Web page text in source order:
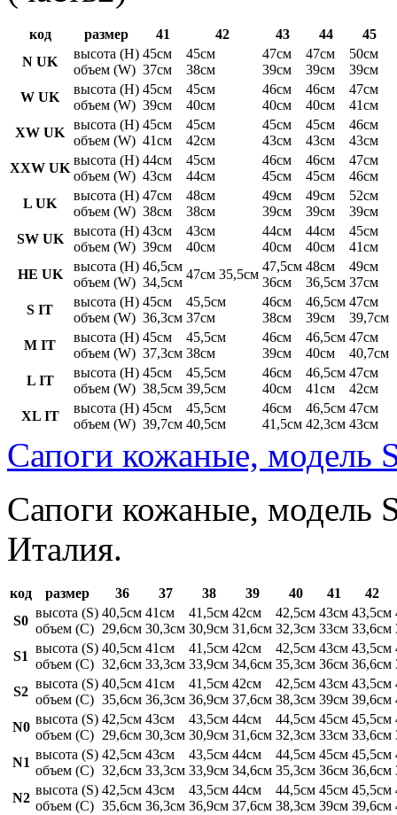
код размер 41 42 43 44
45
N UK
высота (H)
объем (W)
45см
37см
45см
38см
47см
39см
47см
39см
50см
39см
W UK
высота (H)
объем (W)
45см
39см
45см
40см
46см
40см
46см
40см
47см
41см
XW UK
высота (H)
объем (W)
45см
41см
45см
42см
45см
43см
45см
43см
46см
43см
XXW UK
высота (H)
объем (W)
44см
43см
45см
44см
46см
45см
46см
45см
47см
46см
L UK
высота (H)
объем (W)
47см
38см
48см
38см
49см
39см
49см
39см
52см
39см
SW UK
высота (H)
объем (W)
43см
39см
43см
40см
44см
40см
44см
40см
45см
41см
HE UK
высота (H)
объем (W)
46,5см
34,5см
47см 35,5см
47,5см
36см
48см
36,5см
49см
37см
S IT
высота (H)
объем (W)
45см
36,3см
45,5см
37см
46см
38см
46,5см
39см
47см
39,7см
M IT
высота (H)
объем (W)
45см
37,3см
45,5см
38см
46см
39см
46,5см
40см
47см
40,7см
L IT
высота (H)
объем (W)
45см
38,5см
45,5см
39,5см
46см
40см
46,5см
41см
47см
42см
XL IT
высота (H)
объем (W)
45см
39,7см
45,5см
40,5см
46см
41,5см
46,5см
42,3см
47см
43см
Сапоги кожаные, модель
Сапоги кожаные, модель
Италия.
код размер 36 37 38 39 40 41
42
S0
высота (S)
объем (C)
40,5см
29,6см
41см
30,3см
41,5см
30,9см
42см
31,6см
42,5см
32,3см
43см
33см
43,5см
33,6см
S1
высота (S)
объем (C)
40,5см
32,6см
41см
33,3см
41,5см
33,9см
42см
34,6см
42,5см
35,3см
43см
36см
43,5см
36,6см
S2
высота (S)
объем (C)
40,5см
35,6см
41см
36,3см
41,5см
36,9см
42см
37,6см
42,5см
38,3см
43см
39см
43,5см
39,6см
N0
высота (S)
объем (C)
42,5см
29,6см
43см
30,3см
43,5см
30,9см
44см
31,6см
44,5см
32,3см
45см
33см
45,5см
33,6см
N1
высота (S)
объем (C)
42,5см
32,6см
43см
33,3см
43,5см
33,9см
44см
34,6см
44,5см
35,3см
45см
36см
45,5см
36,6см
N2
высота (S)
объем (C)
42,5см
35,6см
43см
36,3см
43,5см
36,9см
44см
37,6см
44,5см
38,3см
45см
39см
45,5см
39,6см